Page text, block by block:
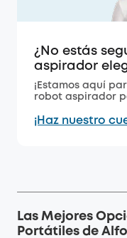
¿No estás
aspirador
¡Estamos aquí
robot aspirador
¡Haz nuestro
Las Mejores
Portátiles de